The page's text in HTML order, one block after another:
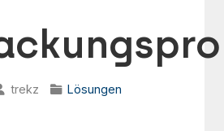
trekz Lösungen